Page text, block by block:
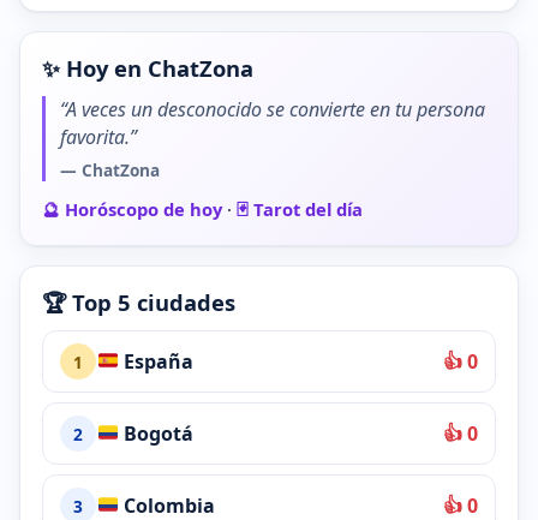
✨ Hoy en ChatZona
“A veces un desconocido se convierte en tu persona
favorita.”
— ChatZona
🔮 Horóscopo de hoy· 🃏 Tarot del día
🏆 Top 5 ciudades
1 España 👍 0
2 Bogotá 👍 0
3 Colombia 👍 0